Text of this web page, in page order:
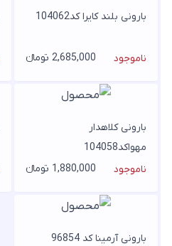
بارونی بلند کایرا کد104062
ناموجود 2,685,000 تومانء
بارونی کلاهدار
مهواکد104058
ناموجود
1,880,000 تومانء
بارونی آرمینا کد 96854